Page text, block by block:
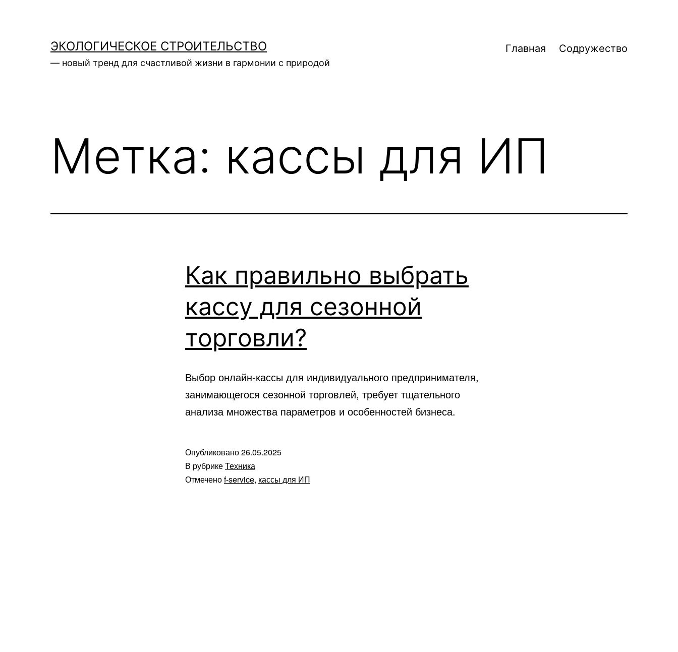
содержимомуЭКОЛОГИЧЕСКОЕ СТРОИТЕЛЬСТВО
— новый тренд для счастливой жизни в гармонии с природой
Главная Содружество
Метка: кассы для ИП
Как правильно выбрать
кассу для сезонной
торговли?
Выбор онлайн-кассы для индивидуального предпринимателя,
занимающегося сезонной торговлей, требует тщательного
анализа множества параметров и особенностей бизнеса.
Опубликовано26.05.2025
В рубрикеТехника
Отмеченоf-service, кассы для ИП